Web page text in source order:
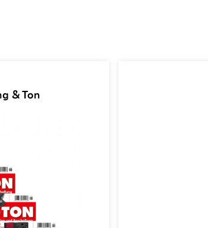
& Ton